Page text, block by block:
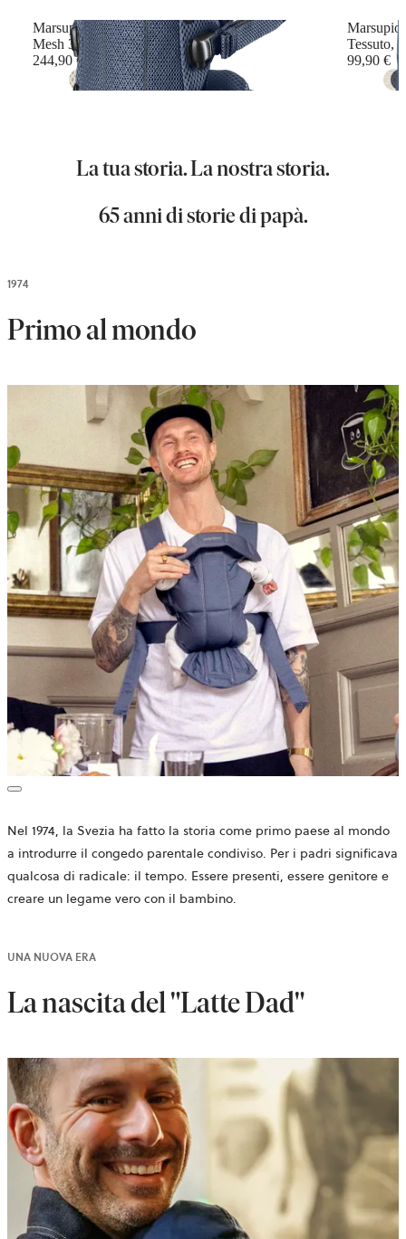
Marsupio Harmony
Mesh 3D, Blu navy
244,90 €
+6
Tessuto,
99,90 €
La tua storia. La nostra storia.
65 anni di storie di papà.
1974
Primo al mondo
Nel 1974, la Svezia ha fatto la storia come primo paese al mondo
a introdurre il congedo parentale condiviso. Per i padri significava
qualcosa di radicale: il tempo. Essere presenti, essere genitore e
creare un legame vero con il bambino.
UNA NUOVA ERA
La nascita del "Latte Dad"